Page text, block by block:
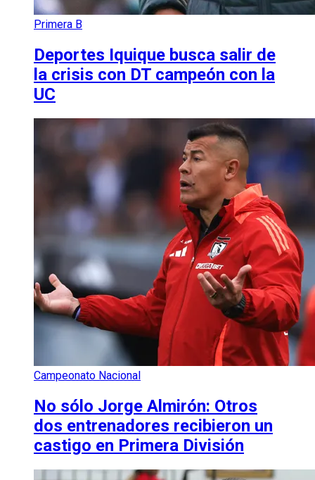
Primera B
Deportes Iquique busca salir de
la crisis con DT campeón con la
UC
Campeonato Nacional
No sólo Jorge Almirón: Otros
dos entrenadores recibieron un
castigo en Primera División